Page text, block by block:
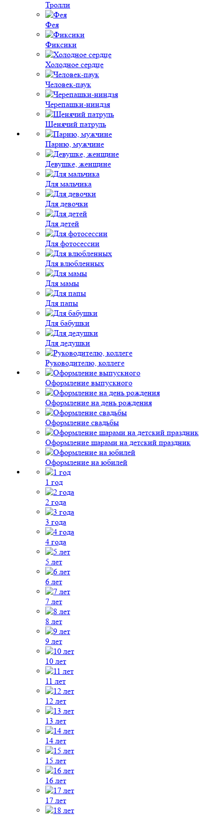
Тролли
Фея
Фиксики
Холодное сердце
Человек-паук
Черепашки-ниндзя
Щенячий патруль
Парню, мужчине
Девушке, женщине
Для мальчика
Для девочки
Для детей
Для фотосессии
Для влюбленных
Для мамы
Для папы
Для бабушки
Для дедушки
Руководителю, коллеге
Оформление выпускного
Оформление на день рождения
Оформление свадьбы
Оформление шарами на детский праздник
Оформление на юбилей
1 год
2 года
3 года
4 года
5 лет
6 лет
7 лет
8 лет
9 лет
10 лет
11 лет
12 лет
13 лет
14 лет
15 лет
16 лет
17 лет